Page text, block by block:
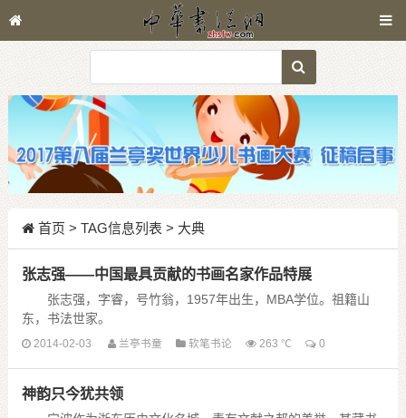
首页 > TAG信息列表 > 大典
张志强——中国最具贡献的书画名家作品特展
张志强，字睿，号竹翁，1957年出生，MBA学位。祖籍山
东，书法世家。
长期感兴趣于书法艺术，醉心于草书艺术，信奉“道法自
2014-02-03 兰亭书童 软笔书论 263 ℃ 0
神韵只今犹共领